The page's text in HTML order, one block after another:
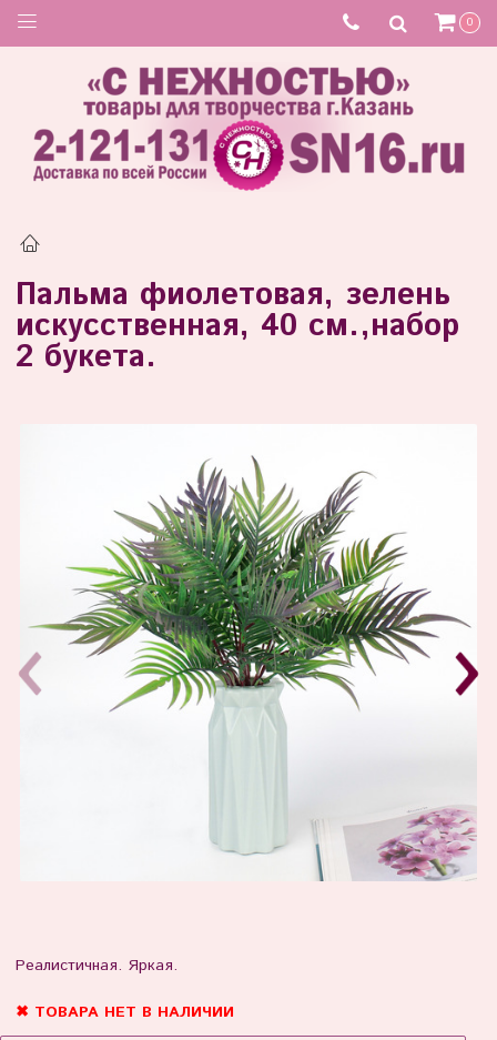
0
Пальма фиолетовая, зелень
искусственная, 40 см.,набор
2 букета.
Реалистичная. Яркая.
✖ ТОВАРА НЕТ В НАЛИЧИИ
Товар отсутствует